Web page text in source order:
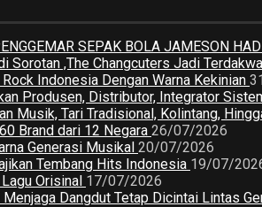
SEPAK BOLA JAMESON
Sorotan ,The Changcuters Jadi
Indonesia Dengan Warna Kekinian
Produsen, Distributor, Integrator
Musik, Tari Tradisional, Kolintang,
Brand dari 12 Negara 26/07/2026
Generasi Musikal 20/07/2026
Tembang Hits Indonesia 19/07/
Orisinal 17/07/2026
Dangdut Tetap Dicintai Lintas